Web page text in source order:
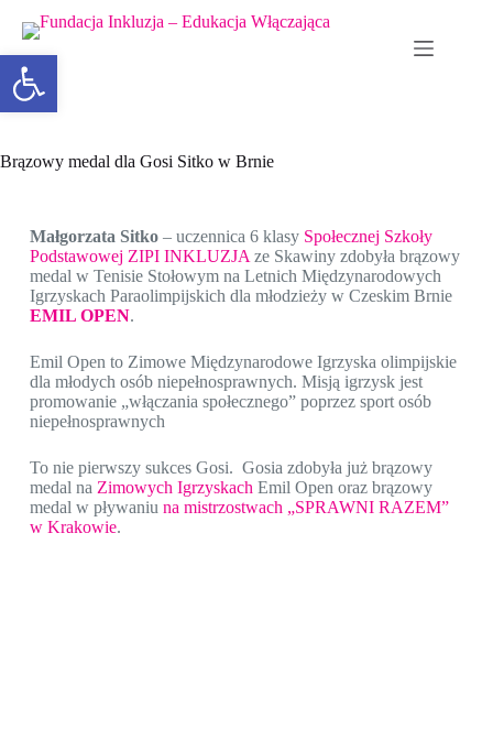
Brązowy medal dla Gosi Sitko w Brnie
Małgorzata Sitko– uczennica 6 klasy Społecznej Szkoły
Podstawowej ZIPI INKLUZJA ze Skawiny zdobyła brązowy
medal w Tenisie Stołowym na Letnich Międzynarodowych
Igrzyskach Paraolimpijskich dla młodzieży w Czeskim Brnie
EMIL OPEN.
Emil Open to Zimowe Międzynarodowe Igrzyska olimpijskie
dla młodych osób niepełnosprawnych. Misją igrzysk jest
promowanie „włączania społecznego” poprzez sport osób
niepełnosprawnych
To nie pierwszy sukces Gosi. Gosia zdobyła już brązowy
medal na Zimowych Igrzyskach Emil Open oraz brązowy
medal w pływaniu na mistrzostwach „SPRAWNI RAZEM”
w Krakowie.
Otwórz pasek narzędzi